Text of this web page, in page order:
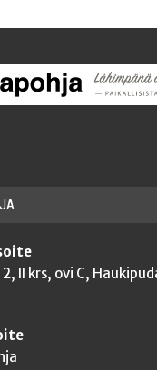
II krs, ovi C,